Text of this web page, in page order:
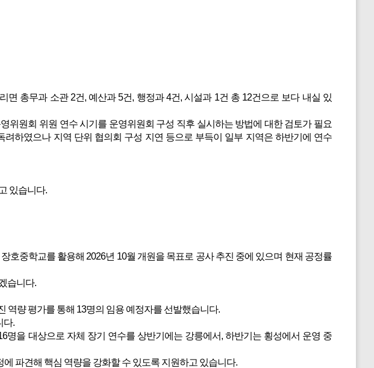
총무과 소관 2건, 예산과 5건, 행정과 4건, 시설과 1건 총 12건으로 보다 내실 있
위원회 위원 연수 시기를 운영위원회 구성 직후 실시하는 방법에 대한 검토가 필요
하였으나 지역 단위 협의회 구성 지연 등으로 부득이 일부 지역은 하반기에 연수
있습니다.
호중학교를 활용해 2026년 10월 개원을 목표로 공사 추진 중에 있으며 현재 공정률
습니다.
역량 평가를 통해 13명의 임용 예정자를 선발했습니다.
다.
을 대상으로 자체 장기 연수를 상반기에는 강릉에서, 하반기는 횡성에서 운영 중
파견해 핵심 역량을 강화할 수 있도록 지원하고 있습니다.